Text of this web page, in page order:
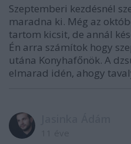
Szeptemberi kezdésnél
maradna ki. Még az
tartom kicsit, de annál
Én arra számítok hogy
utána Konyhafőnök. A
elmarad idén, ahogy